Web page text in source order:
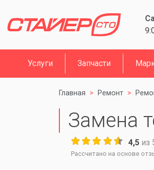
Услуги Запчасти
Главная Ремонт
Замена
4,5 из
Рассчитано на основе